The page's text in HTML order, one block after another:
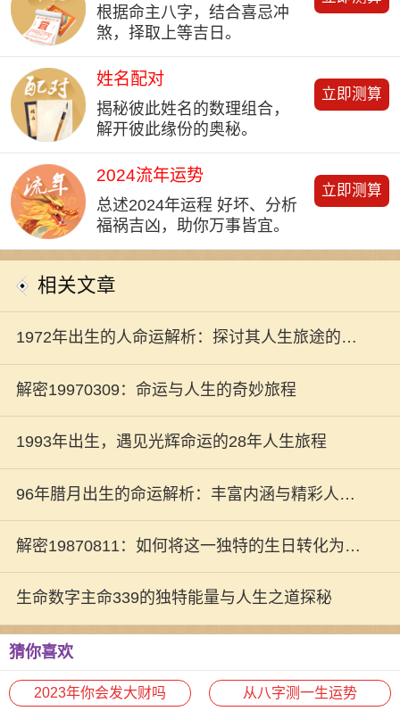
根据命主八字，结合喜忌冲
煞，择取上等吉日。
姓名配对
揭秘彼此姓名的数理组合，
解开彼此缘份的奥秘。
立即测算
2024流年运势
总述2024年运程 好坏、分析
福祸吉凶，助你万事皆宜。
立即测算
相关文章
1972年出生的人命运解析：探讨其人生旅途的四
季变迁
解密19970309：命运与人生的奇妙旅程
1993年出生，遇见光辉命运的28年人生旅程
96年腊月出生的命运解析：丰富内涵与精彩人生
的旅程
解密19870811：如何将这一独特的生日转化为人
生的契机
生命数字主命339的独特能量与人生之道探秘
猜你喜欢
2023年你会发大财吗 从八字测一生运势